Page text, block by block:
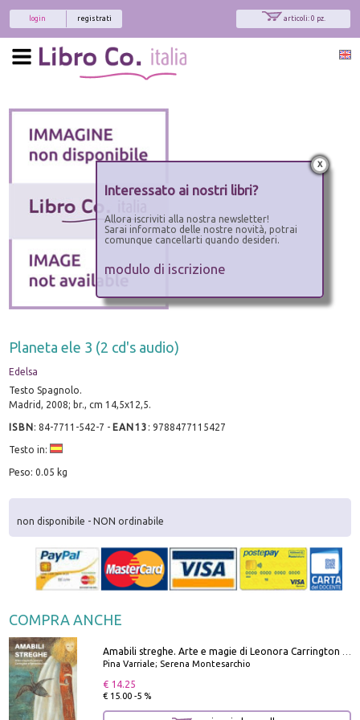
articoli: 0 pz.
registrati
login
Planeta ele 3 (2 cd's audio)
Edelsa
Testo Spagnolo.
Madrid, 2008; br., cm 14,5x12,5.
ISBN:84-7711-542-7 - EAN13 :9788477115427
Testo in:
Peso: 0.05 kg
non disponibile - NON ordinabile
COMPRA ANCHE
Pina Varriale; Serena Montesarchio
€ 14.25
€ 15.00 -5 %
x
Interessato ai nostri libri?
Allora iscriviti alla nostra newsletter!
Sarai informato delle nostre novità, potrai
comunque cancellarti quando desideri.
modulo di iscrizione